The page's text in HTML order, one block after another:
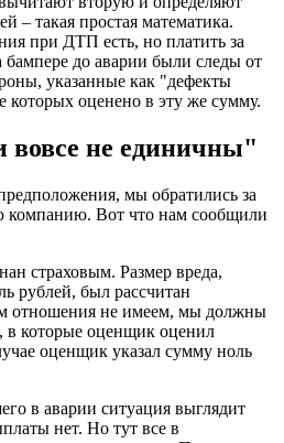
– такая простая математика.
при ДТП есть, но платить за
бампере до аварии были следы от
указанные как "дефекты
которых оценено в эту же сумму.
вовсе не единичны"
мы обратились за
компанию. Вот что нам сообщили
страховым. Размер вреда,
рублей, был рассчитан
отношения не имеем, мы должны
которые оценщик оценил
оценщик указал сумму ноль
в аварии ситуация выглядит
нет. Но тут все в